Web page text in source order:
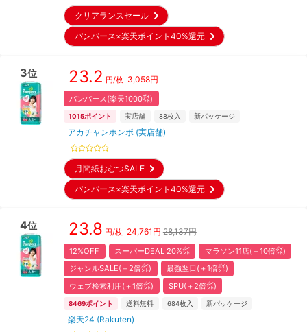
クリアランスセール
パンパース×楽天ポイント40%還元
3位 23.2 円/枚 3,058円
パンパース(楽天1000㌽)
1015ポイント 実店舗 88枚入 新パッケージ
アカチャンホンポ (実店舗)
月間紙おむつSALE
パンパース×楽天ポイント40%還元
4位 23.8 円/枚 24,761 円 28,137円
12%OFF スーパーDEAL 20%㌽
マラソン11店(＋10倍㌽)
ジャンルSALE(＋2倍㌽)
最強翌日(＋1倍㌽)
ウェブ検索利用(＋1倍㌽)
SPU(＋2倍㌽)
8469ポイント 送料無料 684枚入 新パッケージ
楽天24 (Rakuten)